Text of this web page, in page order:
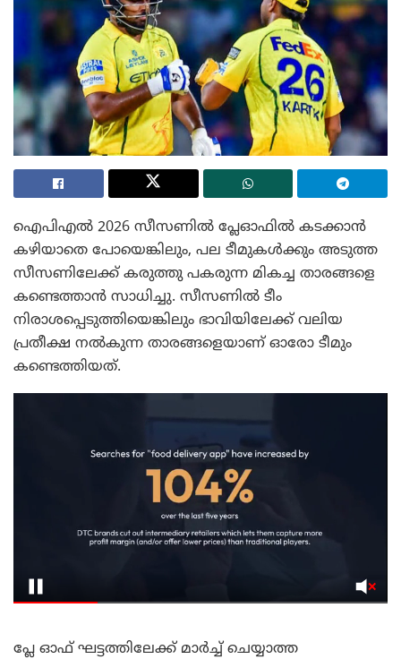
ഐപിഎൽ 2026 സീസണിൽ പ്ലേഓഫിൽ കടക്കാൻ
കഴിയാതെ പോയെങ്കിലും, പല ടീമുകൾക്കും അടുത്ത
സീസണിലേക്ക് കരുത്തു പകരുന്ന മികച്ച താരങ്ങളെ
കണ്ടെത്താൻ സാധിച്ചു. സീസണിൽ ടീം
നിരാശപ്പെടുത്തിയെങ്കിലും ഭാവിയിലേക്ക് വലിയ
പ്രതീക്ഷ നൽകുന്ന താരങ്ങളെയാണ് ഓരോ ടീമും
കണ്ടെത്തിയത്.
പ്ലേ ഓഫ് ഘട്ടത്തിലേക്ക് മാർച്ച് ചെയ്യാത്ത